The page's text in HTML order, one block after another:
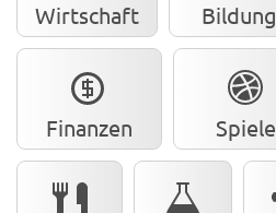
Wirtschaft Bildung
Finanzen Spiele